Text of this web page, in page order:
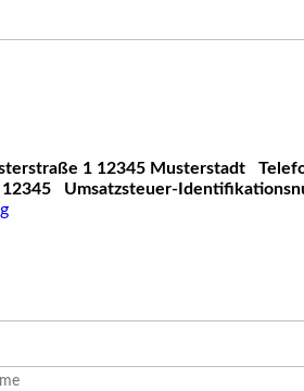
1 12345 Musterstadt
12345 Umsatzsteuer-